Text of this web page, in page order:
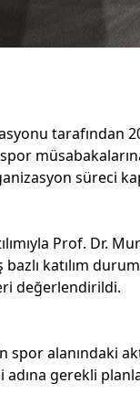
tarafından
süreci
Prof. Dr.
katılım
değerlendirildi.
alanındaki
gerekli